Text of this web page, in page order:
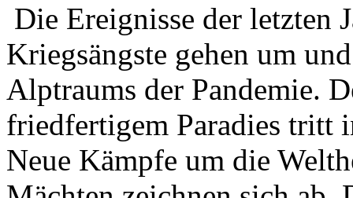
Die Ereignisse der letzten
Kriegsängste gehen um
Alptraums der Pandemie.
friedfertigem Paradies tritt
Neue Kämpfe um die